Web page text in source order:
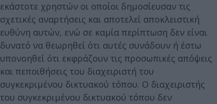
εκάστοτε χρηστών οι οποίοι δημοσίευσαν τις
σχετικές αναρτήσεις και αποτελεί αποκλειστική
ευθύνη αυτών, ενώ σε καμία περίπτωση δεν είναι
δυνατό να θεωρηθεί ότι αυτές συνάδουν ή έστω
υπονοηθεί ότι εκφράζουν τις προσωπικές απόψεις
και πεποιθήσεις του διαχειριστή του
συγκεκριμένου δικτυακού τόπου. Ο διαχειριστής
του συγκεκριμένου δικτυακού τόπου δεν